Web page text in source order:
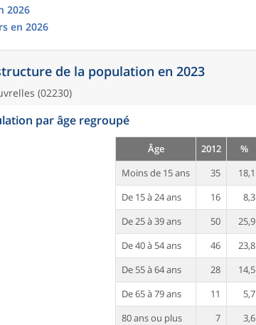
2026
en 2026
de la population en 2023
(02230)
par âge regroupé
Âge 2012 %
Moins de 15 ans
35 18,1
De 15 à 24 ans
16 8,3
De 25 à 39 ans
50 25,9
De 40 à 54 ans
46 23,8
De 55 à 64 ans
28 14,5
De 65 à 79 ans
11 5,7
80 ans ou plus
7 3,6